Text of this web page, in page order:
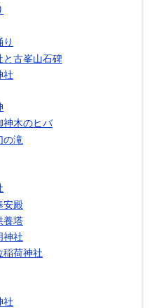
と古峯山石碑
社
神木のヒバ
の滝
安殿
養塔
神社
稲荷神社
社